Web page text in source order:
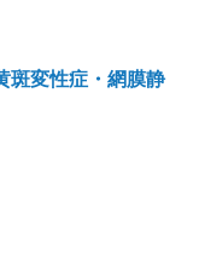
斑変性症・網膜静